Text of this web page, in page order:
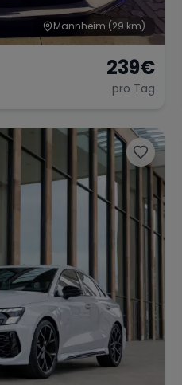
Mannheim (29 km)
239€
pro Tag